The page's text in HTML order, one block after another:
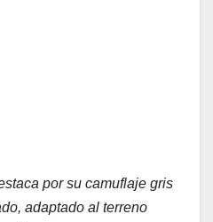
por su camuflaje gris
adaptado al terreno